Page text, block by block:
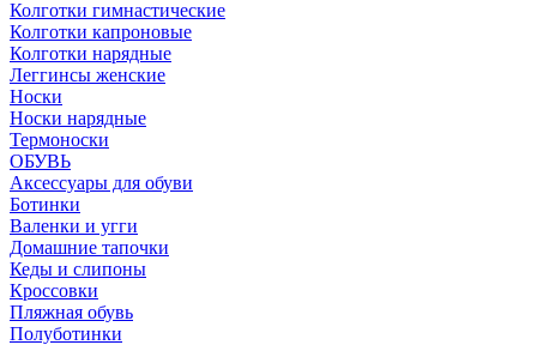
Колготки гимнастические
Колготки капроновые
Колготки нарядные
Леггинсы женские
Носки
Носки нарядные
Термоноски
ОБУВЬ
Аксессуары для обуви
Ботинки
Валенки и угги
Домашние тапочки
Кеды и слипоны
Кроссовки
Пляжная обувь
Полуботинки